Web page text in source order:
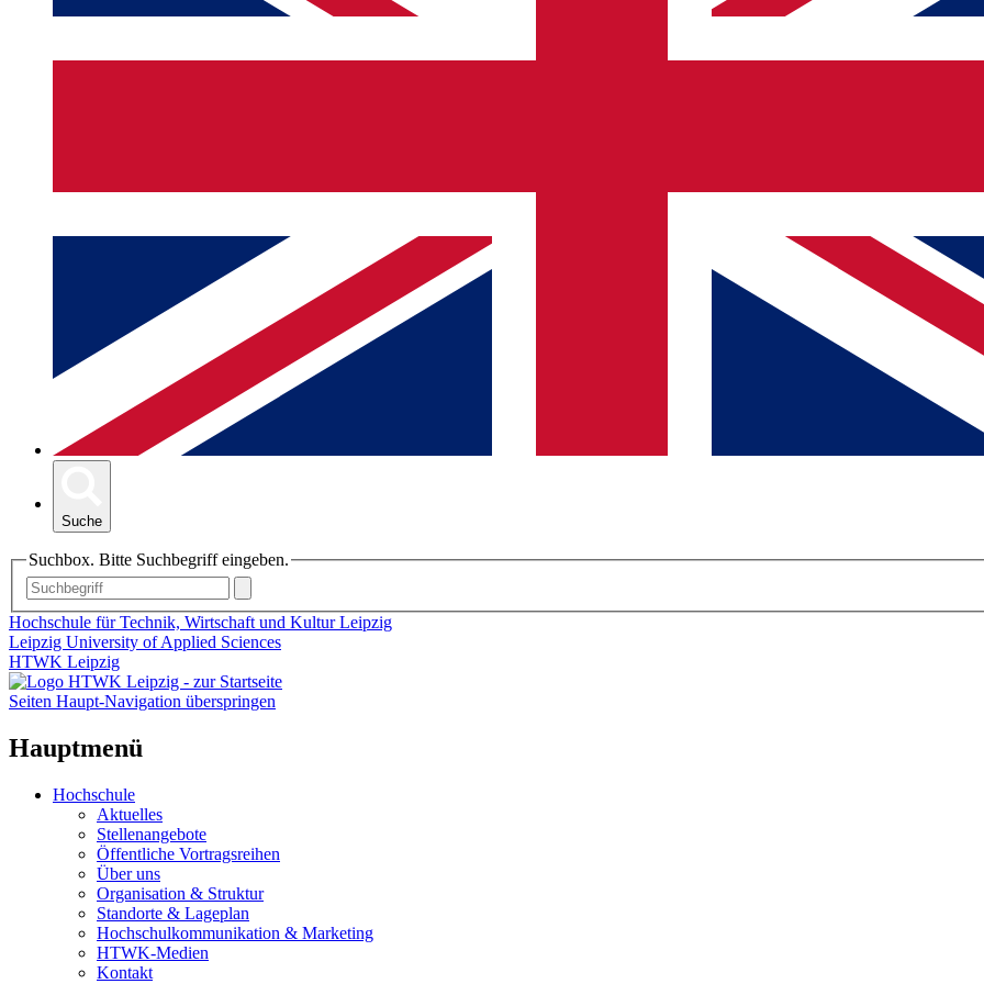
Suche
Suchbox. Bitte Suchbegriff eingeben.
Hochschule für Technik, Wirtschaft und Kultur Leipzig
Leipzig University of Applied Sciences
HTWK Leipzig
Seiten Haupt-Navigation überspringen
Hauptmenü
Hochschule
Aktuelles
Stellenangebote
Öffentliche Vortragsreihen
Über uns
Organisation & Struktur
Standorte & Lageplan
Hochschulkommunikation & Marketing
HTWK-Medien
Kontakt